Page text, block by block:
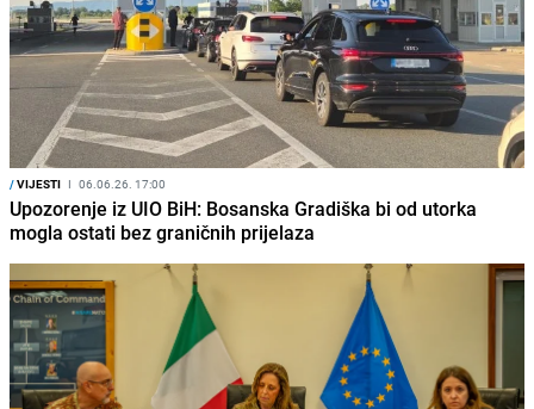
/VIJESTI I 06.06.26. 17:00
Upozorenje iz UIO BiH: Bosanska Gradiška bi od utorka
mogla ostati bez graničnih prijelaza